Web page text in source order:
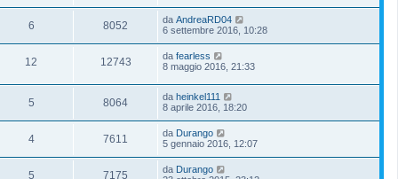
6 8052 da AndreaRD04
6 settembre 2016, 10:28
12 12743 da fearless
8 maggio 2016, 21:33
5 8064 da heinkel111
8 aprile 2016, 18:20
4 7611 da Durango
5 gennaio 2016, 12:07
5 7175 da Durango